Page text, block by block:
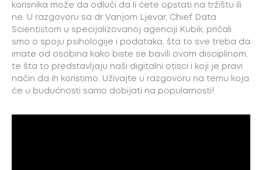
korisnika može da odluči da li ćete opstati na tržištu ili
ne. U razgovoru sa dr Vanjom Ljevar, Chief Data
Scientistom u specijalizovanoj agenciji Kubik, pričali
smo o spoju psihologije i podataka, šta to sve treba da
imate od osobina kako biste se bavili ovom disciplinom,
te šta to predstavljaju naši digitalni otisci i koji je pravi
način da ih koristimo. Uživajte u razgovoru na temu koja
će u budućnosti samo dobijati na popularnosti!